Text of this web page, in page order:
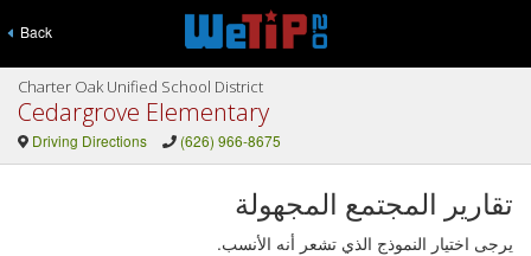
Back
Charter Oak Unified School District
Cedargrove Elementary
Driving Directions (626) 966-8675
تقارير المجتمع المجهولة
يرجى اختيار النموذج الذي تشعر أنه الأنسب.